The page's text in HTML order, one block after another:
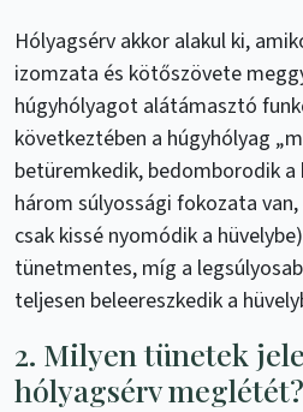
Hólyagsérv akkor alakul ki,
izomzata és kötőszövete
húgyhólyagot alátámasztó
következtében a húgyhólyag
betüremkedik, bedomborodik a
három súlyossági fokozata
csak kissé nyomódik a
tünetmentes, míg a
teljesen beleereszkedik a
2. Milyen tünetek
hólyagsérv meglétét?